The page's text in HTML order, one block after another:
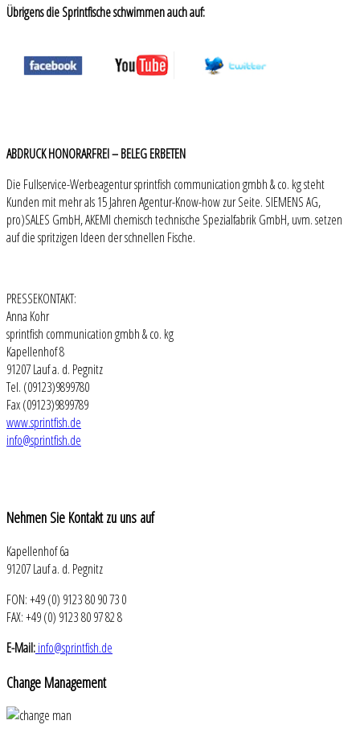
Übrigens die Sprintfische schwimmen auch auf:
ABDRUCK HONORARFREI – BELEG ERBETEN
Die Fullservice-Werbeagentur sprintfish communication gmbh & co. kg steht
Kunden mit mehr als 15 Jahren Agentur-Know-how zur Seite. SIEMENS AG,
pro)SALES GmbH, AKEMI chemisch technische Spezialfabrik GmbH, uvm. setzen
auf die spritzigen Ideen der schnellen Fische.
PRESSEKONTAKT:
Anna Kohr
sprintfish communication gmbh & co. kg
Kapellenhof 8
91207 Lauf a. d. Pegnitz
Tel. (09123)9899780
Fax (09123)9899789
www.sprintfish.de
info@sprintfish.de
Nehmen Sie Kontakt zu uns auf
Kapellenhof 6a
91207 Lauf a. d. Pegnitz
FON: +49 (0) 9123 80 90 73 0
FAX: +49 (0) 9123 80 97 82 8
E-Mail:info@sprintfish.de
Change Management